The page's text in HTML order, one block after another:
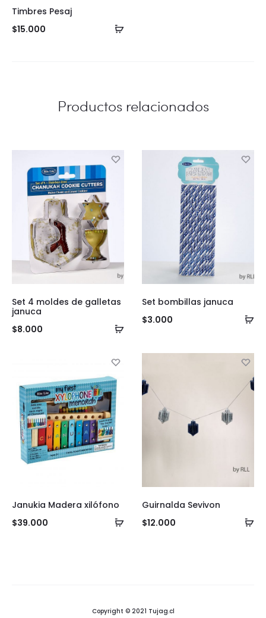
Añadir
Timbres Pesaj
$15.000
Productos relacionados
Añadir
Set 4 moldes de galletas
januca
$8.000
Set bombillas januca
$3.000
Añadir
Janukia Madera xilófono
$39.000
Guirnalda Sevivon
$12.000
Copyright © 2021 Tujag.cl